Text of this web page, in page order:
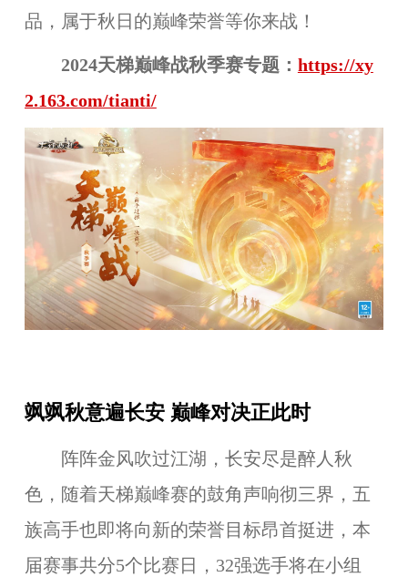
品，属于秋日的巅峰荣誉等你来战！
2024天梯巅峰战秋季赛专题： https://xy
2.163.com/tianti/
飒飒秋意遍长安 巅峰对决正此时
阵阵金风吹过江湖，长安尽是醉人秋
色，随着天梯巅峰赛的鼓角声响彻三界，五
族高手也即将向新的荣誉目标昂首挺进，本
届赛事共分5个比赛日，32强选手将在小组